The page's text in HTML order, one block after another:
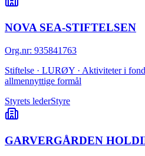
NOVA SEA-STIFTELSEN
Org.nr: 935841763
Stiftelse · LURØY · Aktiviteter i
allmennyttige formål
Styrets lederStyre
GARVERGÅRDEN